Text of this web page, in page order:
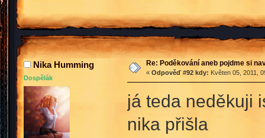
Nika Humming
Dospělák
Re: Poděkování aneb pojdme si
« Odpověď #92 kdy: Květen 05, 2011,
já teda neděkuji
nika přišla